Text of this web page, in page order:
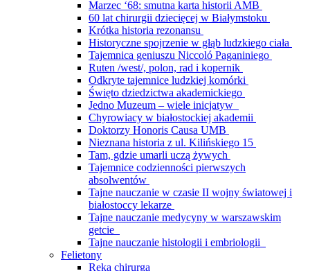
Marzec ‘68: smutna karta historii AMB
60 lat chirurgii dziecięcej w Białymstoku
Krótka historia rezonansu
Historyczne spojrzenie w głąb ludzkiego ciała
Tajemnica geniuszu Niccoló Paganiniego
Ruten /west/, polon, rad i kopernik
Odkryte tajemnice ludzkiej komórki
Święto dziedzictwa akademickiego
Jedno Muzeum – wiele inicjatyw
Chyrowiacy w białostockiej akademii
Doktorzy Honoris Causa UMB
Nieznana historia z ul. Kilińskiego 15
Tam, gdzie umarli uczą żywych
Tajemnice codzienności pierwszych
absolwentów
Tajne nauczanie w czasie II wojny światowej i
białostoccy lekarze
Tajne nauczanie medycyny w warszawskim
getcie
Tajne nauczanie histologii i embriologii
Felietony
Ręką chirurga